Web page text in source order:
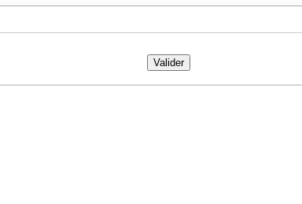
Valider